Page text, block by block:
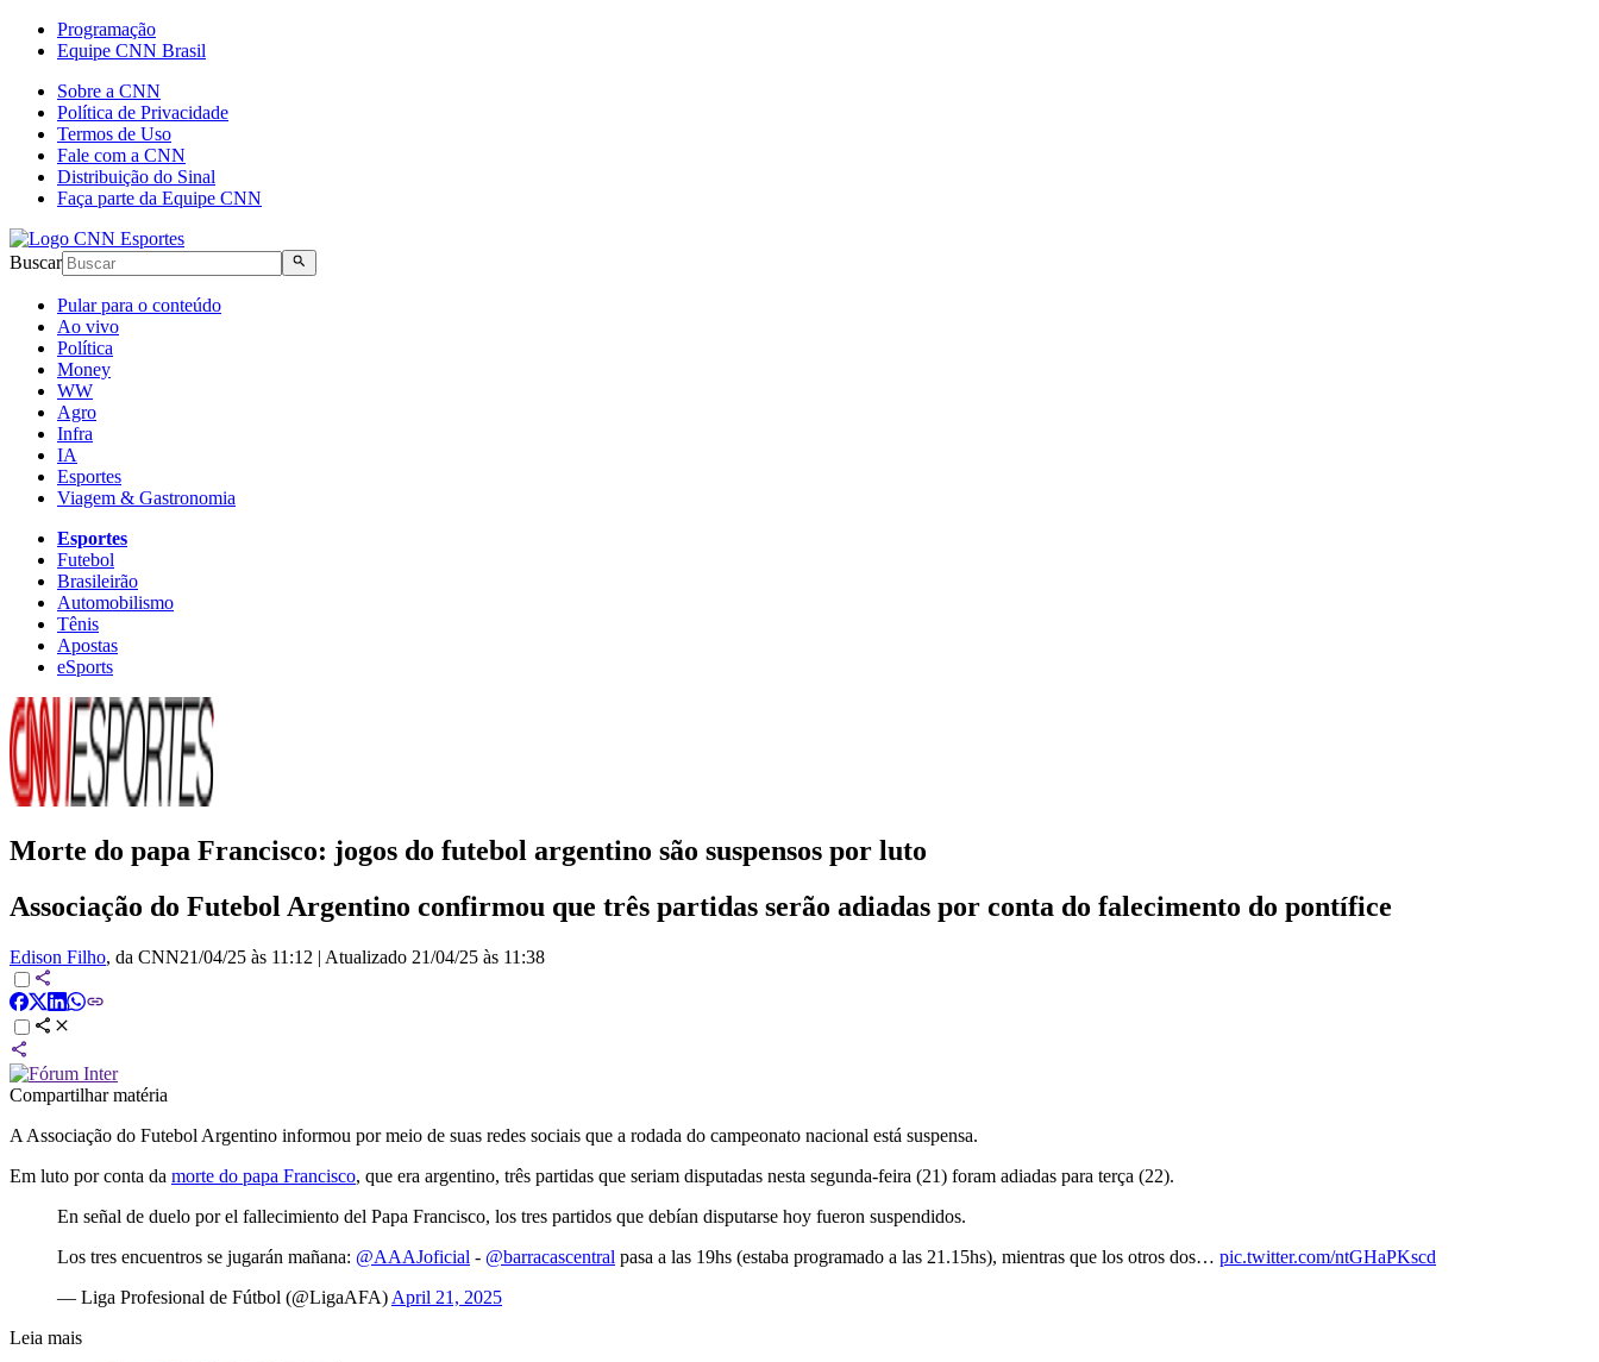
Programação
Equipe CNN Brasil
Sobre a CNN
Política de Privacidade
Termos de Uso
Fale com a CNN
Distribuição do Sinal
Faça parte da Equipe CNN
Buscar
Pular para o conteúdo
Ao vivo
Política
Money
WW
Agro
Infra
IA
Esportes
Viagem & Gastronomia
Esportes
Futebol
Brasileirão
Automobilismo
Tênis
Apostas
eSports
Morte do papa Francisco: jogos do futebol argentino são suspensos por luto
Associação do Futebol Argentino confirmou que três partidas serão adiadas por conta do falecimento do pontífice
Edison Filho, da CNN21/04/25 às 11:12 | Atualizado 21/04/25 às 11:38
Compartilhar matéria
A Associação do Futebol Argentino informou por meio de suas redes sociais que a rodada do campeonato nacional está suspensa.
Em luto por conta da morte do papa Francisco, que era argentino, três partidas que seriam disputadas nesta segunda-feira (21) foram adiadas para terça (22).
En señal de duelo por el fallecimiento del Papa Francisco, los tres partidos que debían disputarse hoy fueron suspendidos.
Los tres encuentros se jugarán mañana: @AAAJoficial - @barracascentral pasa a las 19hs (estaba programado a las 21.15hs), mientras que los otros dos… pic.twitter.com/ntGHaPKscd
— Liga Profesional de Fútbol (@LigaAFA) April 21, 2025
Leia mais